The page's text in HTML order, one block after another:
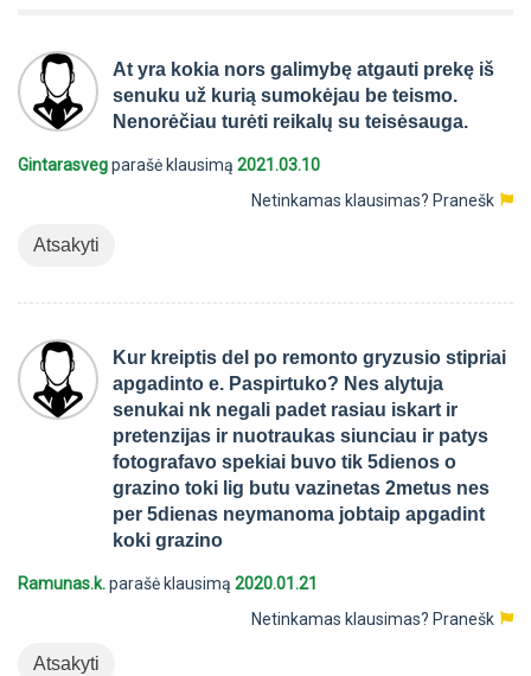
At yra kokia nors galimybę atgauti prekę iš
senuku už kurią sumokėjau be teismo.
Nenorėčiau turėti reikalų su teisėsauga.
Gintarasvegparašė klausimą 2021.03.10
Netinkamas klausimas? Pranešk
Atsakyti
Kur kreiptis del po remonto gryzusio stipriai
apgadinto e. Paspirtuko? Nes alytuja
senukai nk negali padet rasiau iskart ir
pretenzijas ir nuotraukas siunciau ir patys
fotografavo spekiai buvo tik 5dienos o
grazino toki lig butu vazinetas 2metus nes
per 5dienas neymanoma jobtaip apgadint
koki grazino
Ramunas.k.parašė klausimą 2020.01.21
Netinkamas klausimas? Pranešk
Atsakyti